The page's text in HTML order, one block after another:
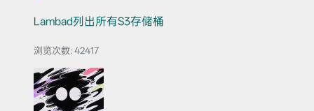
Lambad列出所有S3存储桶
浏览次数: 42417